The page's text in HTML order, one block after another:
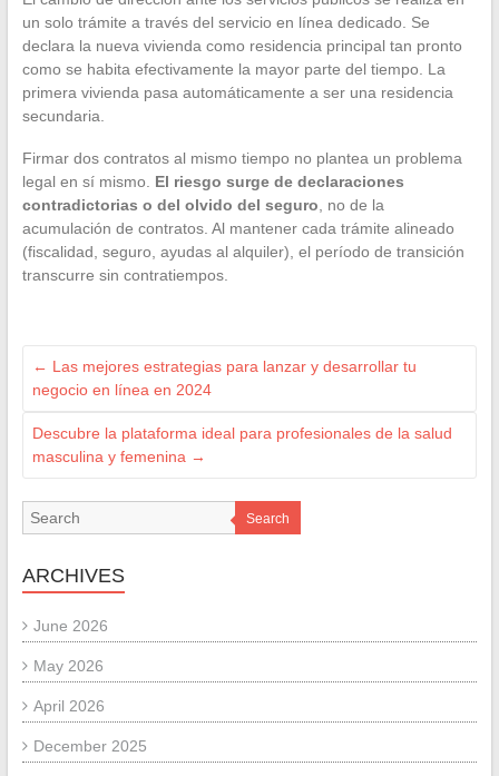
un solo trámite a través del servicio en línea dedicado. Se
declara la nueva vivienda como residencia principal tan pronto
como se habita efectivamente la mayor parte del tiempo. La
primera vivienda pasa automáticamente a ser una residencia
secundaria.
Firmar dos contratos al mismo tiempo no plantea un problema
legal en sí mismo. El riesgo surge de declaraciones
contradictorias o del olvido del seguro, no de la
acumulación de contratos. Al mantener cada trámite alineado
(fiscalidad, seguro, ayudas al alquiler), el período de transición
transcurre sin contratiempos.
← Las mejores estrategias para lanzar y desarrollar tu
negocio en línea en 2024
Descubre la plataforma ideal para profesionales de la salud
masculina y femenina →
Search
ARCHIVES
June 2026
May 2026
April 2026
December 2025